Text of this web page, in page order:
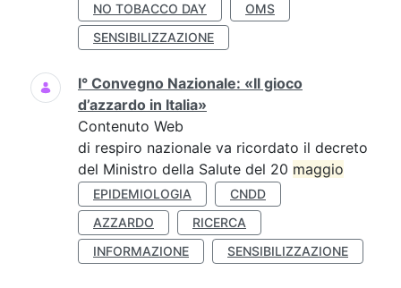
NO TOBACCO DAY
OMS
SENSIBILIZZAZIONE
I° Convegno Nazionale: «Il gioco
d’azzardo in Italia»
Contenuto Web
di respiro nazionale va ricordato il decreto
del Ministro della Salute del 20 maggio
EPIDEMIOLOGIA
CNDD
AZZARDO
RICERCA
INFORMAZIONE
SENSIBILIZZAZIONE